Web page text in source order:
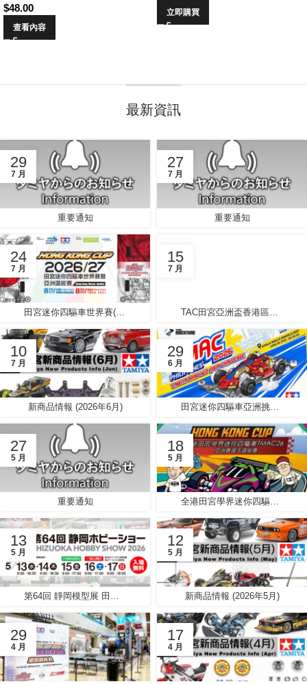
$48.00
查看內容
立即購買
最新資訊
29
7 月
重要通知
27
7 月
重要通知
24
7 月
田宮迷你四驅車世界賽(港澳選拔賽)荃灣廣場站
15
7 月
TAC田宮亞洲盃香港區選拔賽2026回顧
10
7 月
新商品情報 (2026年6月)
29
6 月
田宮迷你四驅車亞洲挑戰賽2026 – 菲律賓馬尼拉總決賽
27
5 月
重要通知
18
5 月
全港田宮學界迷你四驅車TMAC26亞洲賽選手選拔賽
13
5 月
第64回 靜岡模型展 田宮模型展示報告
12
5 月
新商品情報 (2026年5月)
29
4 月
17
4 月